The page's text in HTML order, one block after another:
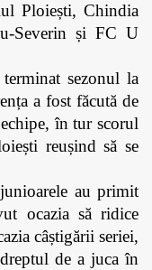
Ploiești, Chindia
Severin și FC U
sezonul la
a fost făcută de
în tur scorul
reușind să se
au primit
ocazia să ridice
câștigării seriei,
de a juca în